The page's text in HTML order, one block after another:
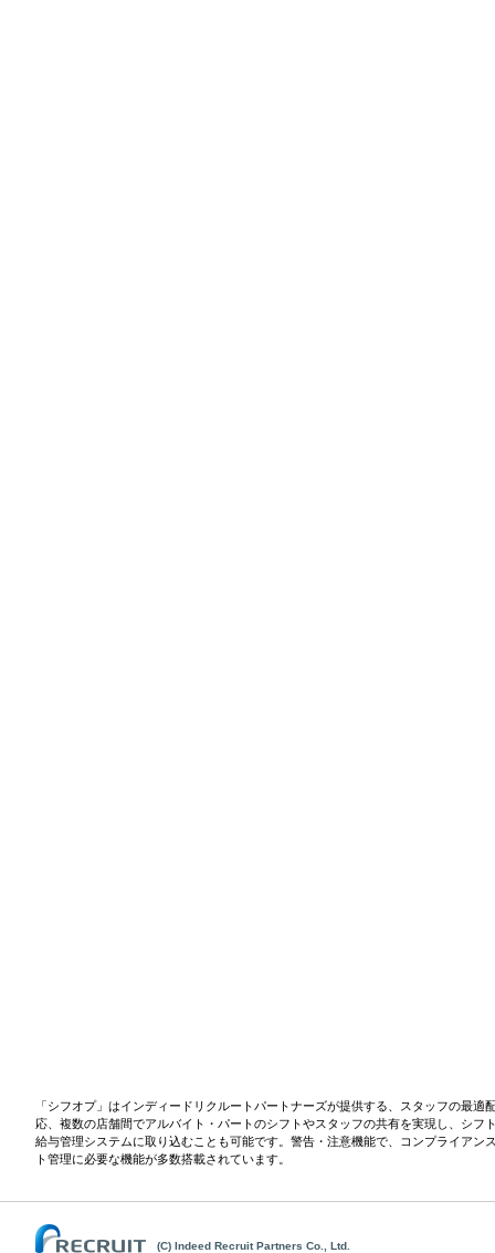
「シフオプ」はインディードリクルートパートナーズが提供する、スタッフの最
応、複数の店舗間でアルバイト・パートのシフトやスタッフの共有を実現し、シ
給与管理システムに取り込むことも可能です。警告・注意機能で、コンプライア
ト管理に必要な機能が多数搭載されています。
(C) Indeed Recruit Partners Co., Ltd.